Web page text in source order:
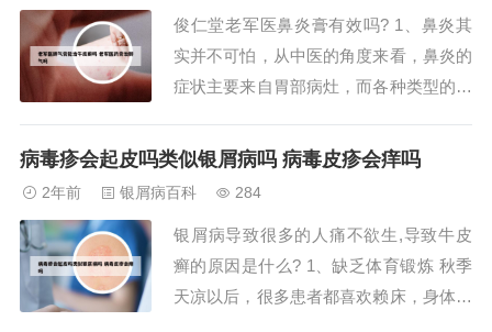
药物，以达到最佳的治疗效果。2、曲安
奈德去瘢痕...
俊仁堂老军医鼻炎膏有效吗? 1、鼻炎其
实并不可怕，从中医的角度来看，鼻炎的
症状主要来自胃部病灶，而各种类型的鼻
修复位置的不同有关。从经络来看，鼻子
情况会反映在经络上，包括其他脏腑的问
题也会反映在...
病毒疹会起皮吗类似银屑病吗 病毒皮疹会痒吗
2年前 银屑病百科 284
银屑病导致很多的人痛不欲生,导致牛皮
癣的原因是什么? 1、缺乏体育锻炼 秋季
天凉以后，很多患者都喜欢赖床，身体缺